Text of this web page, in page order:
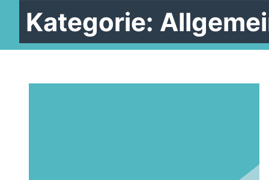
Kategorie: